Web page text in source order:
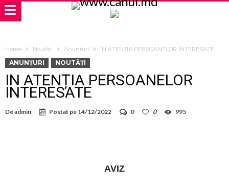
Home Noutăți Anunțuri ÎN ATENȚIA PERSOANELOR INTERESATE
ANUNȚURI NOUTĂȚI
ÎN ATENȚIA PERSOANELOR
INTERESATE
Deadmin Postat pe 14/12/2022 0 0 995
AVIZ